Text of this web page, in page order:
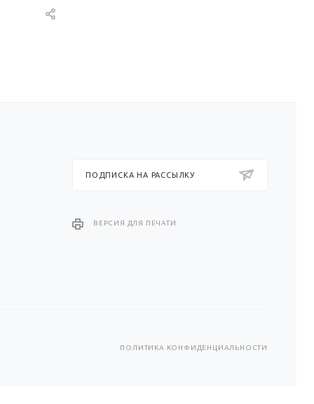
ПОДПИСКА НА РАССЫЛКУ
ВЕРСИЯ ДЛЯ ПЕЧАТИ
ПОЛИТИКА КОНФИДЕНЦИАЛЬНОСТИ